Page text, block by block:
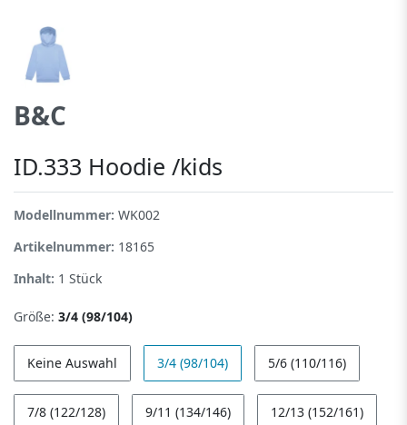
B&C
ID.333 Hoodie /kids
Modellnummer: WK002
Artikelnummer: 18165
Inhalt: 1 Stück
Größe: 3/4 (98/104)
Keine Auswahl 3/4 (98/104) 5/6 (110/116)
7/8 (122/128) 9/11 (134/146) 12/13 (152/161)